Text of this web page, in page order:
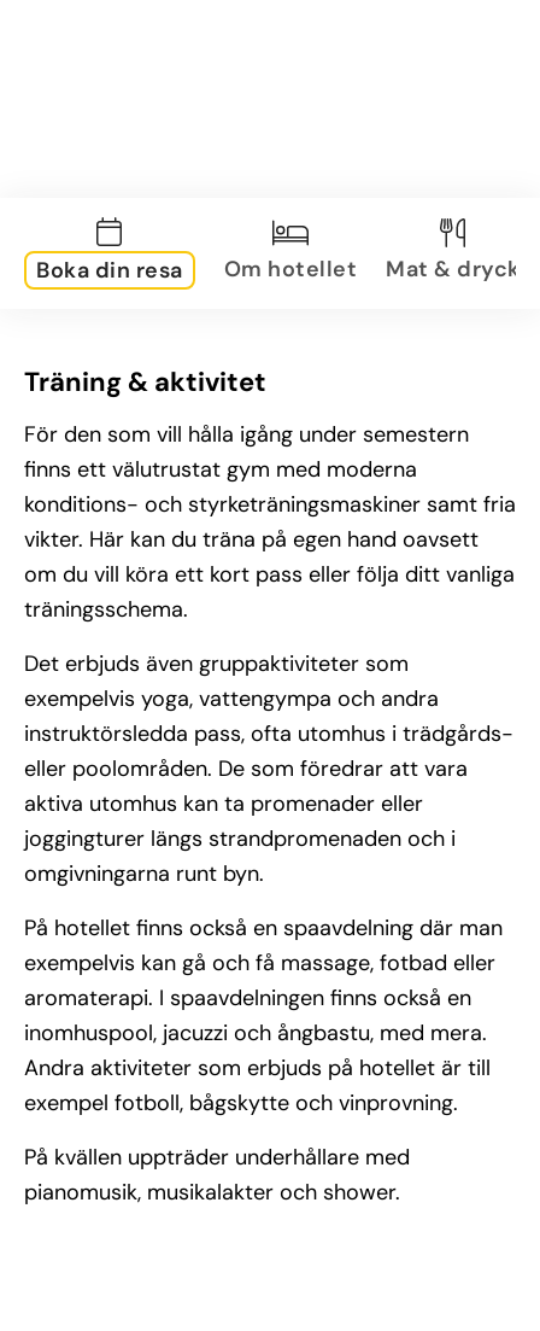
Boka din resa Om hotellet Mat & dryck
Träning & aktivitet
För den som vill hålla igång under semestern
finns ett välutrustat gym med moderna
konditions- och styrketräningsmaskiner samt fria
vikter. Här kan du träna på egen hand oavsett
om du vill köra ett kort pass eller följa ditt vanliga
träningsschema.
Det erbjuds även gruppaktiviteter som
exempelvis yoga, vattengympa och andra
instruktörsledda pass, ofta utomhus i trädgårds-
eller poolområden. De som föredrar att vara
aktiva utomhus kan ta promenader eller
joggingturer längs strandpromenaden och i
omgivningarna runt byn.
På hotellet finns också en spaavdelning där man
exempelvis kan gå och få massage, fotbad eller
aromaterapi. I spaavdelningen finns också en
inomhuspool, jacuzzi och ångbastu, med mera.
Andra aktiviteter som erbjuds på hotellet är till
exempel fotboll, bågskytte och vinprovning.
På kvällen uppträder underhållare med
pianomusik, musikalakter och shower.